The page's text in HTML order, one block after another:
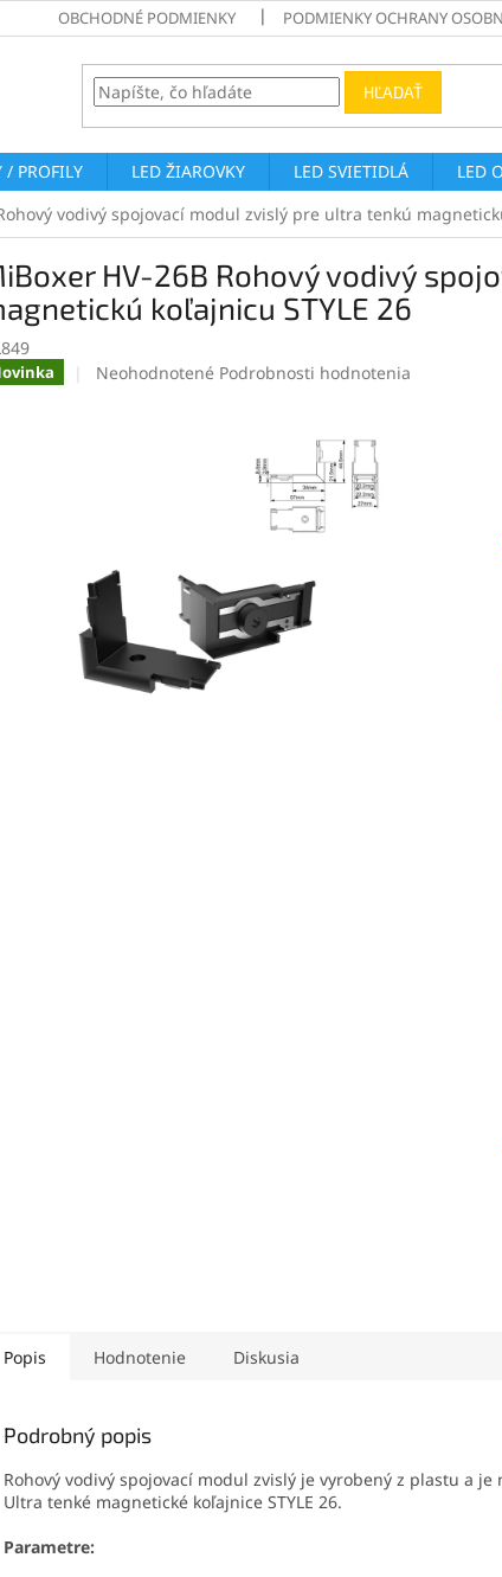
OBCHODNÉ PODMIENKY PODMIENKY OCHRANY
HĽADAŤ
/ PROFILY LED ŽIAROVKY LED SVIETIDLÁ LED
vodivý spojovací modul zvislý pre ultra tenkú
HV-26B Rohový vodivý
koľajnicu STYLE 26
Priemerné
Neohodnotené Podrobnosti hodnotenia
Popis Hodnotenie Diskusia
Podrobný popis
Rohový vodivý spojovací modul zvislý je vyrobený z plastu a
Ultra tenké magnetické koľajnice STYLE 26.
Parametre: